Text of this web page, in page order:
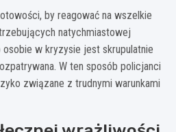
by reagować na wszelkie
natychmiastowej
w kryzysie jest skrupulatnie
W ten sposób policjanci
związane z trudnymi warunkami